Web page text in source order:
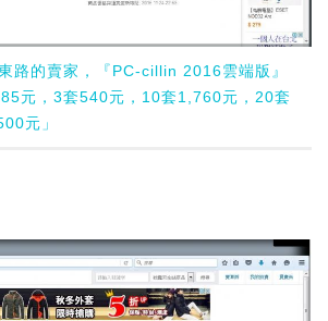
路的賣家，『PC-cillin 2016雲端版』
元，3套540元，10套1,760元，20套
元」